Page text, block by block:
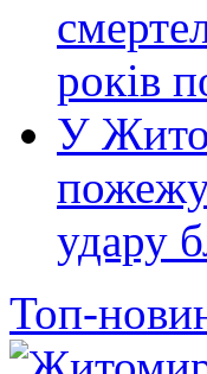
років
У
пожежу
удару
Топ-